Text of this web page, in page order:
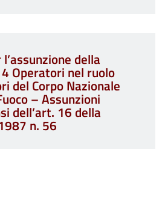
della
Operatori nel ruolo
del Corpo Nazionale
– Assunzioni
dell’art. 16 della
n. 56